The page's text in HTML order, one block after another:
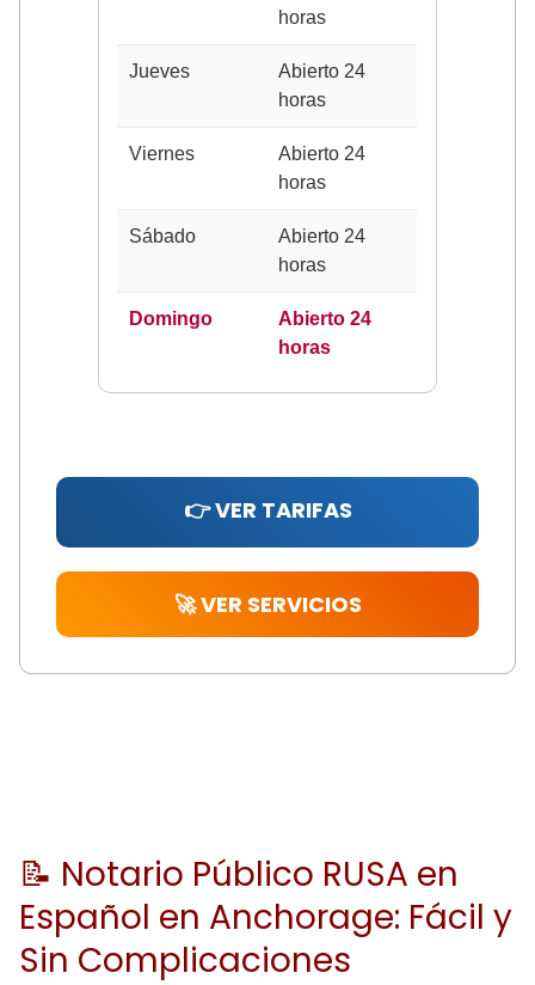
horas
Jueves
Abierto 24
horas
Viernes
Abierto 24
horas
Sábado
Abierto 24
horas
Domingo
Abierto 24
horas
👉 VER TARIFAS
🚀 VER SERVICIOS
📝 Notario Público RUSA en
Español en Anchorage: Fácil y
Sin Complicaciones